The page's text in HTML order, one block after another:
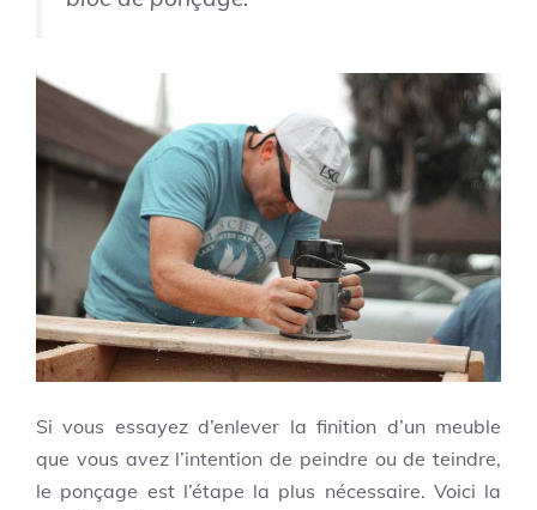
Si vous essayez d’enlever la finition d’un meuble
que vous avez l’intention de peindre ou de teindre,
le ponçage est l’étape la plus nécessaire. Voici la